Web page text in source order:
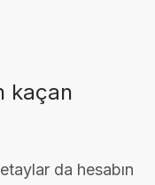
kaçan
da hesabın